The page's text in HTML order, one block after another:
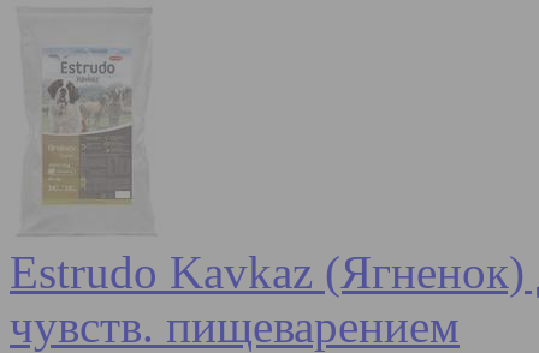
Estrudo Kavkaz (Ягненок)
чувств. пищеварением